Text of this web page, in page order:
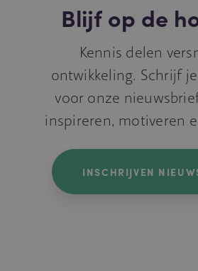
Blijf op de
Kennis delen
ontwikkeling. Schrijf
voor onze
inspireren, motiveren
INSCHRIJVEN